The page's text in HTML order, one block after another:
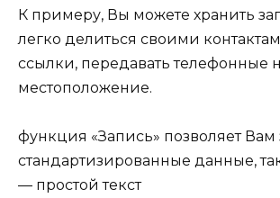
К примеру, Вы можете хранить
легко делиться своими
ссылки, передавать телефонные
местоположение.
функция «Запись» позволяет Вам
стандартизированные данные,
— простой текст